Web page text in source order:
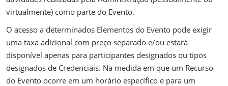
virtualmente) como parte do Evento.
O acesso a determinados Elementos do Evento pode exigir
uma taxa adicional com preço separado e/ou estará
disponível apenas para participantes designados ou tipos
designados de Credenciais. Na medida em que um Recurso
do Evento ocorre em um horário específico e para um